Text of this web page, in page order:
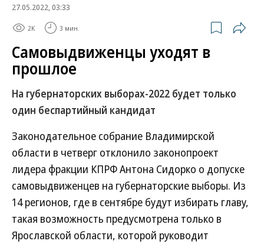
27.05.2022, 03:33
2K 3 мин.
Самовыдвиженцы уходят в
прошлое
На губернаторских выборах-2022 будет только
один беспартийный кандидат
Законодательное собрание Владимирской
области в четверг отклонило законопроект
лидера фракции КПРФ Антона Сидорко о допуске
самовыдвиженцев на губернаторские выборы. Из
14 регионов, где в сентябре будут избирать главу,
такая возможность предусмотрена только в
Ярославской области, которой руководит